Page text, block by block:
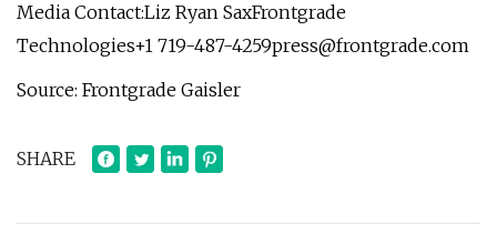
Media Contact:Liz Ryan SaxFrontgrade
Technologies+1 719-487-4259press@frontgrade.com
Source: Frontgrade Gaisler
SHARE